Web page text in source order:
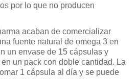
por lo que no producen
acaban de comercializar
fuente natural de omega 3 en
un envase de 15 cápsulas y
un pack con doble cantidad. La
1 cápsula al día y se puede